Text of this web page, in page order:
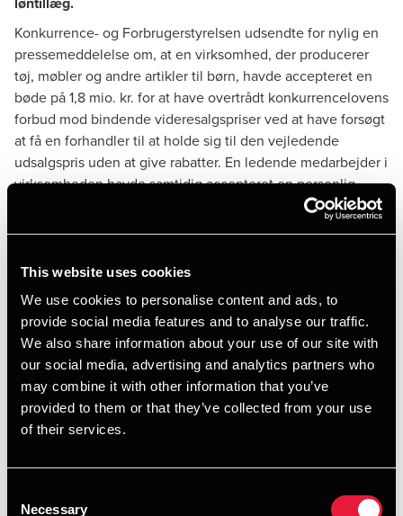
This website uses cookies
We use cookies to personalise content and ads, to
provide social media features and to analyse our traffic.
We also share information about your use of our site with
our social media, advertising and analytics partners who
may combine it with other information that you’ve
provided to them or that they’ve collected from your use
of their services.
Selection
Necessary
Konkurrence- og Forbrugerstyrelsen udsendte for nylig en
pressemeddelelse om, at en virksomhed, der producerer
tøj, møbler og andre artikler til børn, havde accepteret en
bøde på 1,8 mio. kr. for at have overtrådt konkurrencelovens
forbud mod bindende videresalgspriser ved at have forsøgt
at få en forhandler til at holde sig til den vejledende
udsalgspris uden at give rabatter. En ledende medarbejder i
virksomheden havde samtidig accepteret en personlig
Sagen er ikke enestående. Ganske mange offentlige
størrelse. Det gælder fx Datatilsynet, som kan give endog
meget store bøder for selv mindre alvorlige overtrædelser
af GDPR-reglerne. Og på transportområdet udskrives der
jævnligt bøder for overtrædelse af blandt andet køre- og
hviletidsreglerne – både til chauffører og vognmænd.
Skattereglerne
eller som et driftstab. Det gælder, selvom en bøde er nært